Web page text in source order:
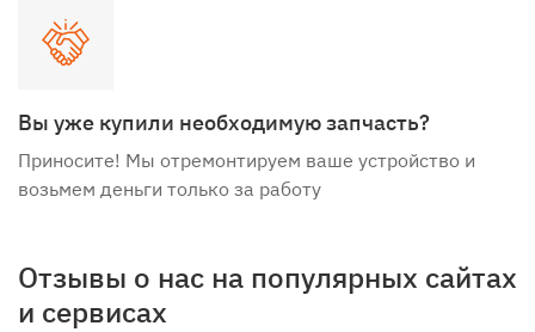
Вы уже купили необходимую запчасть?
Приносите! Мы отремонтируем ваше устройство и
возьмем деньги только за работу
Отзывы о нас на популярных сайтах
и сервисах